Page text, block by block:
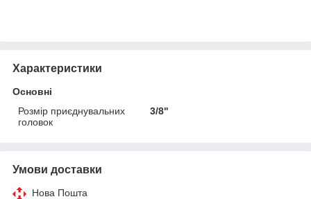
Характеристики
Основні
Розмір приєднувальних
головок
3/8"
Умови доставки
Нова Пошта